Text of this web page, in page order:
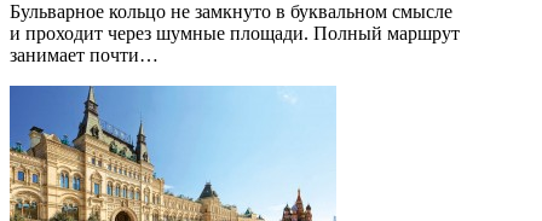
Бульварное кольцо не замкнуто в буквальном смысле
и проходит через шумные площади. Полный маршрут
занимает почти…